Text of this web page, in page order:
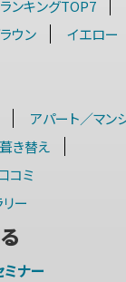
ンキングTOP7
ウン イエロー
アパート／マン
き替え
コミ
ー
ナー